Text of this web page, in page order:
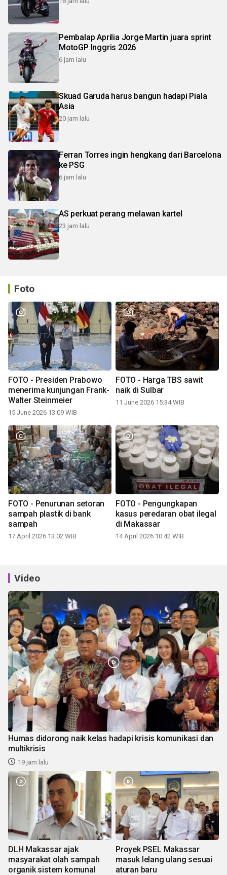
Pembalap Aprilia Jorge Martin juara sprint
MotoGP Inggris 2026
6 jam lalu
Skuad Garuda harus bangun hadapi Piala
Asia
20 jam lalu
Ferran Torres ingin hengkang dari Barcelona
ke PSG
6 jam lalu
AS perkuat perang melawan kartel
23 jam lalu
Foto
FOTO - Presiden Prabowo
menerima kunjungan Frank-
Walter Steinmeier
15 June 2026 13:09 WIB
FOTO - Harga TBS sawit
naik di Sulbar
11 June 2026 15:34 WIB
FOTO - Penurunan setoran
sampah plastik di bank
sampah
17 April 2026 13:02 WIB
FOTO - Pengungkapan
kasus peredaran obat ilegal
di Makassar
14 April 2026 10:42 WIB
Video
Humas didorong naik kelas hadapi krisis komunikasi dan
multikrisis
19 jam lalu
DLH Makassar ajak
masyarakat olah sampah
organik sistem komunal
Proyek PSEL Makassar
masuk lelang ulang sesuai
aturan baru